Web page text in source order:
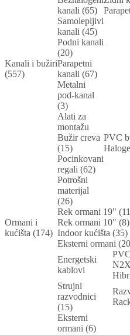
Kanali i bužiri
(557)
kanali (65)
Samolepljivi
kanali (45)
Podni kanali
(20)
Parapetni
kanali (67)
Metalni
pod-kanal
(3)
Alati za
montažu
Bužir creva
(15)
PVC
Pocinkovani
regali (62)
Potrošni
materijal
(26)
Ormani i
kućišta (174)
Rek ormani 19"
Rek ormani 10" (8)
Indoor kućišta (35)
Eksterni ormani
Energetski
kablovi
Strujni
razvodnici
(15)
Eksterni
ormani (6)